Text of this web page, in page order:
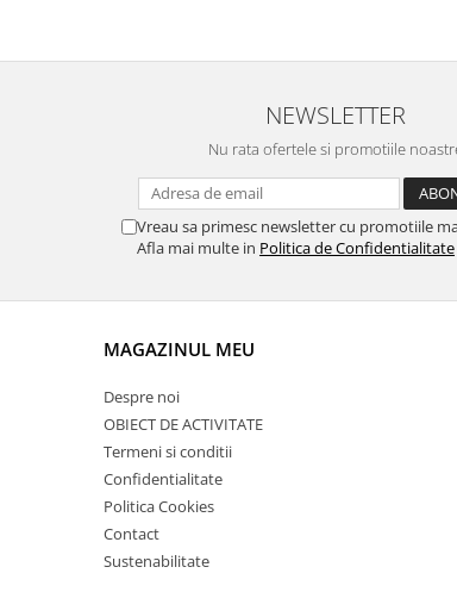
NEWSLETTER
Nu rata ofertele si promotiile
Vreau sa primesc newsletter cu promotiile
Afla mai multe in Politica de Confidentialitate
MAGAZINUL MEU
Despre noi
OBIECT DE ACTIVITATE
Termeni si conditii
Confidentialitate
Politica Cookies
Contact
Sustenabilitate